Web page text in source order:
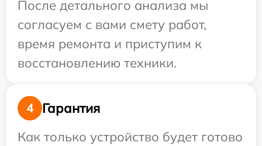
После детального анализа мы
согласуем с вами смету работ,
время ремонта и приступим к
восстановлению техники.
4
Гарантия
Как только устройство будет готово